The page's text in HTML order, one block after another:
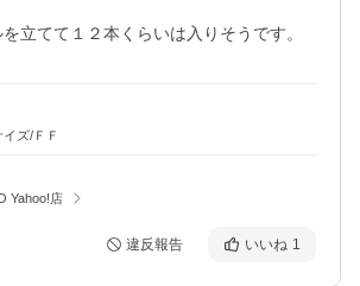
立てて１２本くらいは入りそうです。
ズ/ＦＦ
Yahoo!店
違反報告 いいね 1